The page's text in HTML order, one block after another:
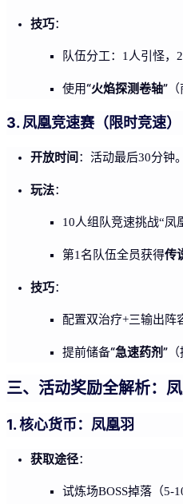
技巧：
队伍分工：1人引怪，
使用“火焰探测卷轴”
3. 凤凰竞速赛（限时竞速）
开放时间 ：活动最后30分钟。
玩法：
10人组队竞速挑战“凤
第1名队伍全员获得传
技巧：
配置双治疗+三输出阵
提前储备“急速药剂”
三、活动奖励全解析：
1. 核心货币：凤凰羽
获取途径：
试炼场BOSS掉落（5-